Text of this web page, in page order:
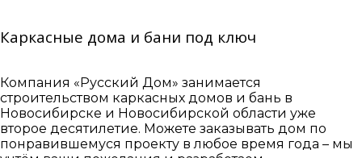
Каркасные дома и бани под ключ
Компания «Русский Дом» занимается
строительством каркасных домов и бань в
Новосибирске и Новосибирской области уже
второе десятилетие. Можете заказывать дом по
понравившемуся проекту в любое время года – мы